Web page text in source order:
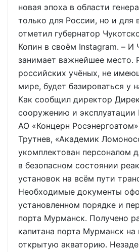
новая эпоха в области
только для России, но и для
отметил губернатор
Копин в своём Instagram. – И
занимает важнейшее место.
российских учёных, не
мире, будет базироваться у
Как сообщил директор
сооружению и
АО «Концерн
Трутнев, «Академик
укомплектован персоналом
в безопасном состоянии
установок на всём пути
Необходимые документы
установленном порядке и
порта Мурманск. Получено
капитана порта Мурманск на
открытую акваторию.